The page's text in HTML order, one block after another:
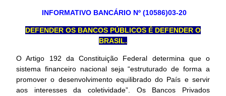
INFORMATIVO BANCÁRIO Nº (10586)03-20
DEFENDER OS BANCOS PÚBLICOS É DEFENDER O
BRASIL.
O Artigo 192 da Constituição Federal determina que o
sistema financeiro nacional seja “estruturado de forma a
promover o desenvolvimento equilibrado do País e servir
aos interesses da coletividade”. Os Bancos Privados